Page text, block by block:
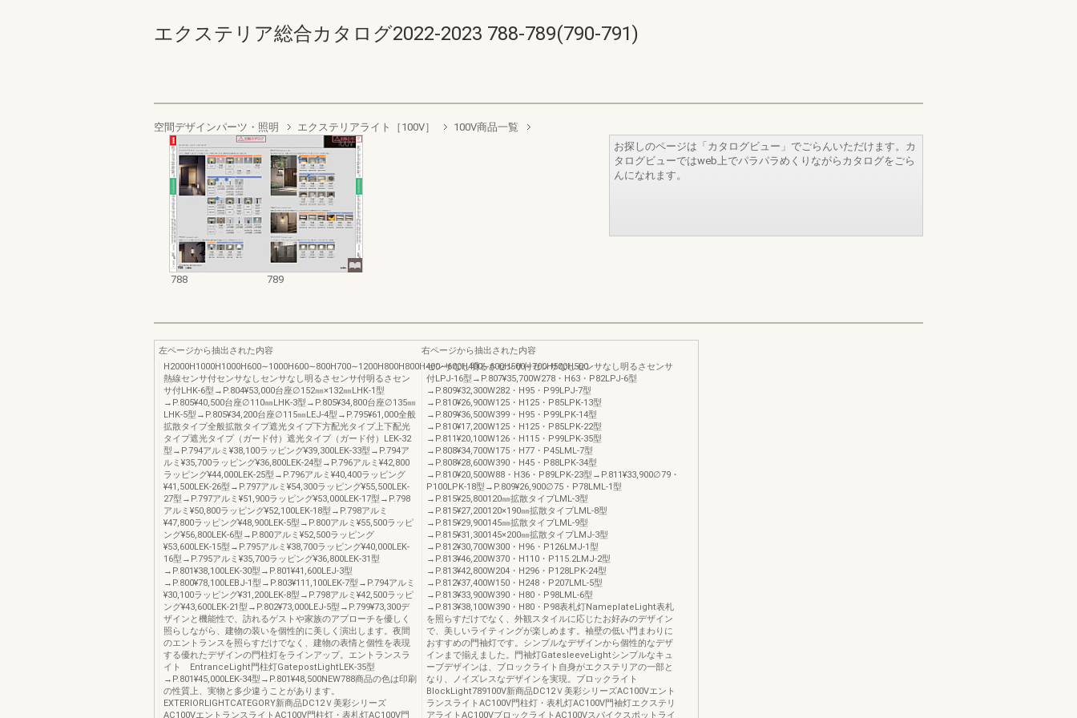
エクステリア総合カタログ2022-2023 788-789(790-791)
空間デザインパーツ・照明 エクステリアライト［100V］ 100V商品一覧
788 789
お探しのページは「カタログビュー」でごらんいただけます。カ
タログビューではweb上でパラパラめくりながらカタログをごら
んになれます。
左ページから抽出された内容
H2000H1000H1000H600∼1000H600∼800H700∼1200H800H800H400∼600H400∼600H500∼700H500H500
熱線センサ付センサなしセンサなし明るさセンサ付明るさセン
サ付LHK-6型→P.804¥53,000台座∅152㎜×132㎜LHK-1型
→P.805¥40,500台座∅110㎜LHK-3型→P.805¥34,800台座∅135㎜
LHK-5型→P.805¥34,200台座∅115㎜LEJ-4型→P.795¥61,000全般
拡散タイプ全般拡散タイプ遮光タイプ下方配光タイプ上下配光
タイプ遮光タイプ（ガード付）遮光タイプ（ガード付）LEK-32
型→P.794アルミ¥38,100ラッピング¥39,300LEK-33型→P.794ア
ルミ¥35,700ラッピング¥36,800LEK-24型→P.796アルミ¥42,800
ラッピング¥44,000LEK-25型→P.796アルミ¥40,400ラッピング
¥41,500LEK-26型→P.797アルミ¥54,300ラッピング¥55,500LEK-
27型→P.797アルミ¥51,900ラッピング¥53,000LEK-17型→P.798
アルミ¥50,800ラッピング¥52,100LEK-18型→P.798アルミ
¥47,800ラッピング¥48,900LEK-5型→P.800アルミ¥55,500ラッピ
ング¥56,800LEK-6型→P.800アルミ¥52,500ラッピング
¥53,600LEK-15型→P.795アルミ¥38,700ラッピング¥40,000LEK-
16型→P.795アルミ¥35,700ラッピング¥36,800LEK-31型
→P.801¥38,100LEK-30型→P.801¥41,600LEJ-3型
→P.800¥78,100LEBJ-1型→P.803¥111,100LEK-7型→P.794アルミ
¥30,100ラッピング¥31,200LEK-8型→P.798アルミ¥42,500ラッピ
ング¥43,600LEK-21型→P.802¥73,000LEJ-5型→P.799¥73,300デ
ザインと機能性で、訪れるゲストや家族のアプローチを優しく
照らしながら、建物の装いを個性的に美しく演出します。夜間
のエントランスを照らすだけでなく、建物の表情と個性を表現
する優れたデザインの門柱灯をラインアップ。エントランスラ
イト EntranceLight門柱灯GatepostLightLEK-35型
→P.801¥45,000LEK-34型→P.801¥48,500NEW788商品の色は印刷
の性質上、実物と多少違うことがあります。
EXTERIORLIGHTCATEGORY新商品DC12Ｖ美彩シリーズ
AC100VエントランスライトAC100V門柱灯・表札灯AC100V門
右ページから抽出された内容
センサなし明るさセンサ付センサなしセンサなし明るさセンサ
付LPJ-16型→P.807¥35,700W278・H63・P82LPJ-6型
→P.809¥32,300W282・H95・P99LPJ-7型
→P.810¥26,900W125・H125・P85LPK-13型
→P.809¥36,500W399・H95・P99LPK-14型
→P.810¥17,200W125・H125・P85LPK-22型
→P.811¥20,100W126・H115・P99LPK-35型
→P.808¥34,700W175・H77・P45LML-7型
→P.808¥28,600W390・H45・P88LPK-34型
→P.810¥20,500W88・H36・P89LPK-23型→P.811¥33,900∅79・
P100LPK-18型→P.809¥26,900∅75・P78LML-1型
→P.815¥25,800120㎜拡散タイプLML-3型
→P.815¥27,200120×190㎜拡散タイプLML-8型
→P.815¥29,900145㎜拡散タイプLML-9型
→P.815¥31,300145×200㎜拡散タイプLMJ-3型
→P.812¥30,700W300・H96・P126LMJ-1型
→P.813¥46,200W370・H110・P115.2LMJ-2型
→P.813¥42,800W204・H296・P128LPK-24型
→P.812¥37,400W150・H248・P207LML-5型
→P.813¥33,900W390・H80・P98LML-6型
→P.813¥38,100W390・H80・P98表札灯NameplateLight表札
を照らすだけでなく、外観スタイルに応じたお好みのデザイン
で、美しいライティングが楽しめます。袖壁の低い門まわりに
おすすめの門袖灯です。シンプルなデザインから個性的なデザ
インまで揃えました。門袖灯GatesleeveLightシンプルなキュ
ーブデザインは、ブロックライト自身がエクステリアの一部と
なり、ノイズレスなデザインを実現。ブロックライト
BlockLight789100V新商品DC12Ｖ美彩シリーズAC100Vエント
ランスライトAC100V門柱灯・表札灯AC100V門袖灯エクステリ
アライトAC100VブロックライトAC100Vスパイクスポットライ